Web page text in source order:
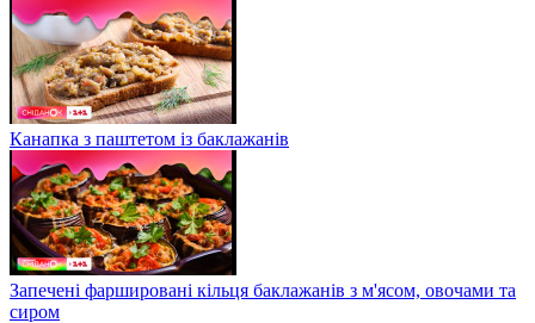
Канапка з паштетом із баклажанів
Запечені фаршировані кільця баклажанів з м'ясом, овочами та
сиром